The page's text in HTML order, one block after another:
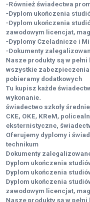
-Również świadectwa
-Dyplom ukończenia
-Dyplom ukończenia
zawodowym licencjat,
-Dyplomy Czeladnicze i
-Dokumenty
Nasze produkty są w
wszystkie zabezpieczenia
pobieramy dodatkowych
Tu kupisz każde
wykonanie.
świadectwo szkoły
CKE, OKE, KReM,
eksternistyczne,
Oferujemy dyplomy i
technikum
Dokumenty
Dyplom ukończenia
Dyplom ukończenia
Dyplom ukończenia
zawodowym licencjat,
Nasze produkty są w